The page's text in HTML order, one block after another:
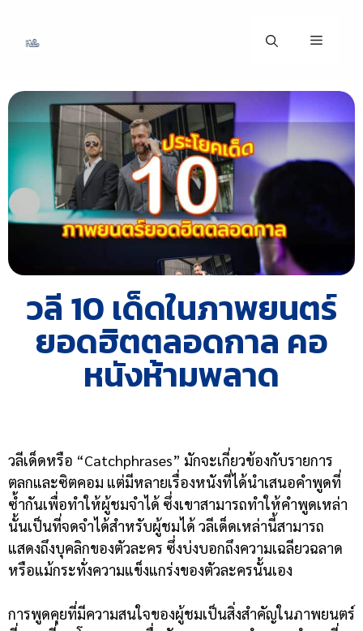
วลี 10 เด็ดในภาพยนตร์
ยอดฮิตตลอดกาล คอ
หนังห้ามพลาด
วลีเด็ดหรือ “Catchphrases” มักจะเกี่ยวข้องกับรายการ
ตลกและซิตคอม แต่มีหลายเรื่องหนังที่ได้นำเสนอคำพูดที่
ซ้ำกันเพื่อทำให้ผู้ชมจำได้ ซึ่งเขาสามารถทำให้คำพูดเหล่า
นั้นเป็นที่จดจำได้สำหรับผู้ชมได้ วลีเด็ดเหล่านี้สามารถ
แสดงถึงบุคลิกของตัวละคร ซึ่งบ่งบอกถึงความเฉลียวฉลาด
หรือแม้กระทั่งความแข็งแกร่งของตัวละครนั้นเอง
การพูดคุยที่มีความสนใจของผู้ชมเป็นสิ่งสำคัญในภาพยนตร์